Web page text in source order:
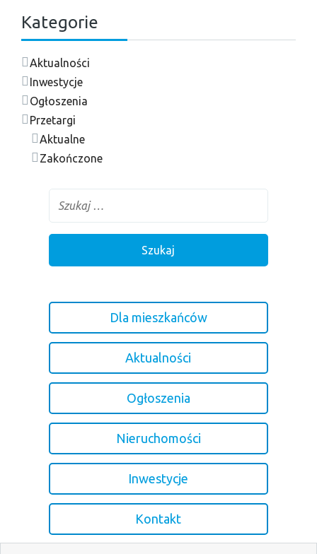
Kategorie
Aktualności
Inwestycje
Ogłoszenia
Przetargi
Aktualne
Zakończone
Dla mieszkańców
Aktualności
Ogłoszenia
Nieruchomości
Inwestycje
Kontakt